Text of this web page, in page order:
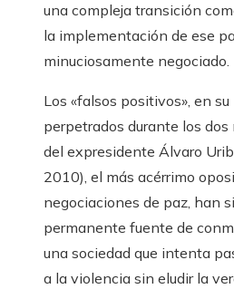
una compleja transición
la implementación de ese
minuciosamente negociado.
Los «falsos positivos», en
perpetrados durante los dos
del expresidente Álvaro
2010), el más acérrimo
negociaciones de paz, han
permanente fuente de
una sociedad que intenta
a la violencia sin eludir la